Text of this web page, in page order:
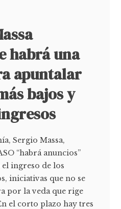
habrá una
apuntalar
bajos y
Sergio Massa,
“habrá anuncios”
ingreso de los
iniciativas que no se
por la veda que rige
el corto plazo hay tres